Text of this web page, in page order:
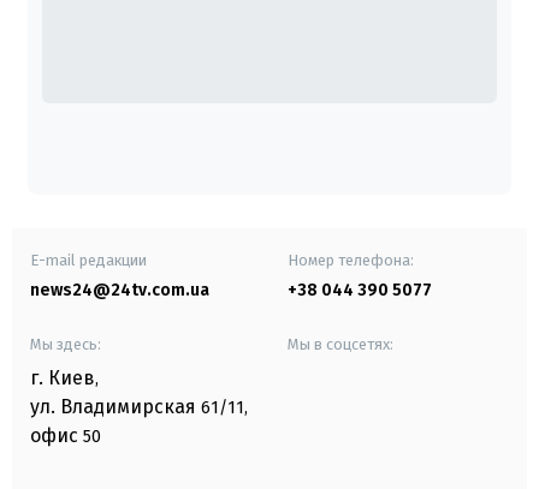
E-mail редакции
news24@24tv.com.ua
Номер телефона:
+38 044 390 5077
Мы здесь:
г. Киев,
ул. Владимирская 61/11,
офис 50
Мы в соцсетях: